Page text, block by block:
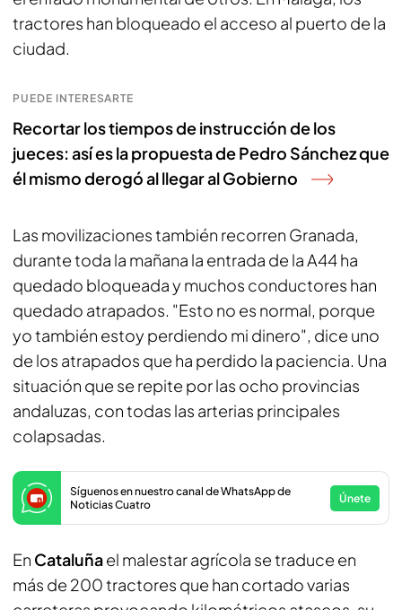
tractores han bloqueado el acceso al puerto de la
ciudad.
PUEDE INTERESARTE
Recortar los tiempos de instrucción de los
jueces: así es la propuesta de Pedro Sánchez que
él mismo derogó al llegar al Gobierno
Las movilizaciones también recorren Granada,
durante toda la mañana la entrada de la A44 ha
quedado bloqueada y muchos conductores han
quedado atrapados. "Esto no es normal, porque
yo también estoy perdiendo mi dinero", dice uno
de los atrapados que ha perdido la paciencia. Una
situación que se repite por las ocho provincias
andaluzas, con todas las arterias principales
colapsadas.
Síguenos en nuestro canal de WhatsApp de
Noticias Cuatro
Únete
En Cataluñael malestar agrícola se traduce en
más de 200 tractores que han cortado varias